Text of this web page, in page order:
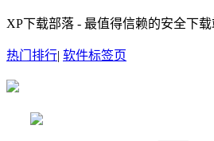
XP下载部落 - 最值得信赖的安全下载
热门排行| 软件标签页